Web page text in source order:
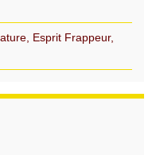
Esprit Frappeur,